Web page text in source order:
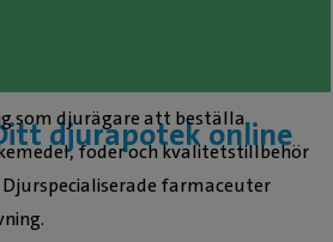
djurapotek online
som djurägare att beställa
foder och kvalitetstillbehör
farmaceuter